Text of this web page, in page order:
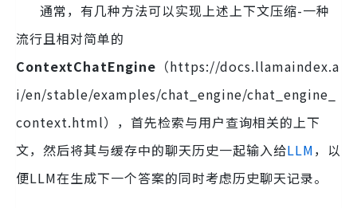
通常，有几种方法可以实现上述上下文压缩-一种
流行且相对简单的
ContextChatEngine （https://docs.llamaindex.a
i/en/stable/examples/chat_engine/chat_engine_
context.html），首先检索与用户查询相关的上下
文，然后将其与缓存中的聊天历史一起输入给LLM，以
便LLM在生成下一个答案的同时考虑历史聊天记录。